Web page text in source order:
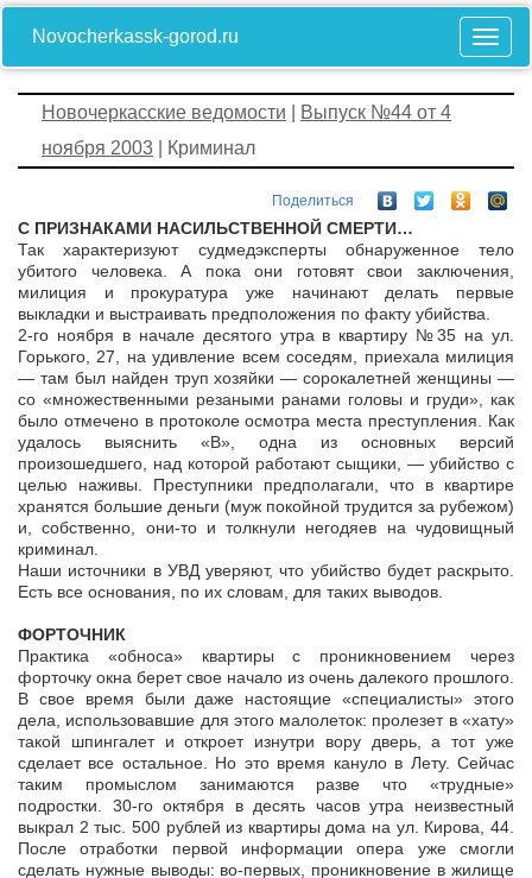
Novocherkassk-gorod.ru
Новочеркасские ведомости
Выпуск №44 от 4
ноября 2003 | Криминал
Поделиться
С ПРИЗНАКАМИ НАСИЛЬСТВЕННОЙ СМЕРТИ…
Так характеризуют судмедэксперты обнаруженное тело
убитого человека. А пока они готовят свои заключения,
милиция и прокуратура уже начинают делать первые
выкладки и выстраивать предположения по факту убийства.
2-го ноября в начале десятого утра в квартиру №35 на ул.
Горького, 27, на удивление всем соседям, приехала милиция
— там был найден труп хозяйки — сорокалетней женщины —
со «множественными резаными ранами головы и груди», как
было отмечено в протоколе осмотра места преступления. Как
удалось выяснить «В», одна из основных версий
произошедшего, над которой работают сыщики, — убийство с
целью наживы. Преступники предполагали, что в квартире
хранятся большие деньги (муж покойной трудится за рубежом)
и, собственно, они-то и толкнули негодяев на чудовищный
криминал.
Наши источники в УВД уверяют, что убийство будет раскрыто.
Есть все основания, по их словам, для таких выводов.
ФОРТОЧНИК
Практика «обноса» квартиры с проникновением через
форточку окна берет свое начало из очень далекого прошлого.
В свое время были даже настоящие «специалисты» этого
дела, использовавшие для этого малолеток: пролезет в «хату»
такой шпингалет и откроет изнутри вору дверь, а тот уже
сделает все остальное. Но это время кануло в Лету. Сейчас
таким промыслом занимаются разве что «трудные»
подростки. 30-го октября в десять часов утра неизвестный
выкрал 2 тыс. 500 рублей из квартиры дома на ул. Кирова, 44.
После отработки первой информации опера уже смогли
сделать нужные выводы: во-первых, проникновение в жилище